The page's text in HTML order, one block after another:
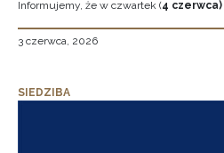
Informujemy, że w czwartek (4 czerwca)
3 czerwca, 2026
SIEDZIBA